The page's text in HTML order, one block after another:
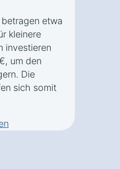
etwa
kleinere
investieren
um den
Die
sich somit